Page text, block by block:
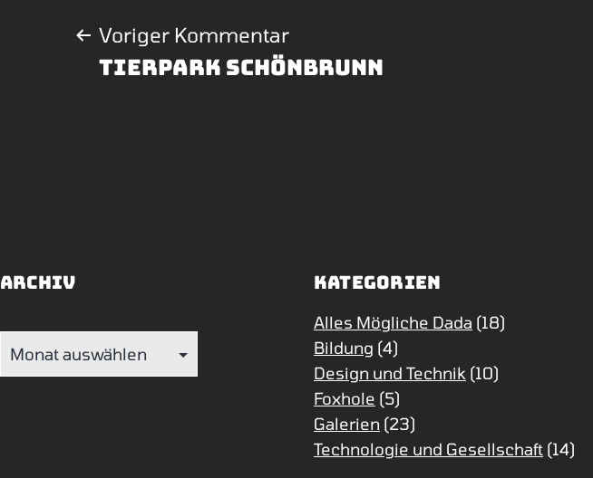
Beitragsnavigation
Voriger Kommentar
Tierpark Schönbrunn
Archiv
Archiv
Kategorien
Alles Mögliche Dada (18)
Bildung (4)
Design und Technik (10)
Foxhole (5)
Galerien (23)
Technologie und Gesellschaft (14)